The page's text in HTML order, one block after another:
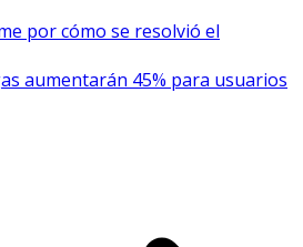
por cómo se resolvió el
aumentarán 45% para usuarios